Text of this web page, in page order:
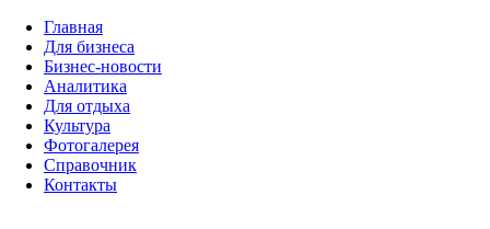
Главная
Для бизнеса
Бизнес-новости
Аналитика
Для отдыха
Культура
Фотогалерея
Справочник
Контакты